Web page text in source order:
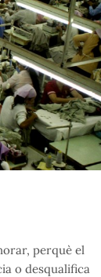
perquè el
o desqualifica